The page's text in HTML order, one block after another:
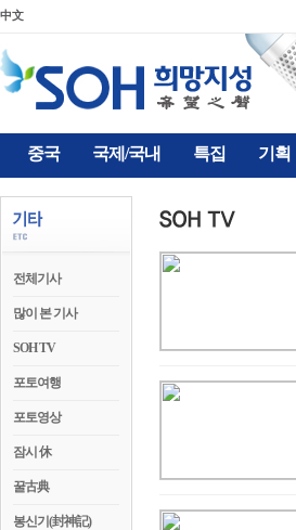
中文
중국 국제/국내 특집 기획
전체기사
많이 본 기사
SOH TV
포토여행
포토영상
잠시 休
꿀古典
봉신기(封神記)